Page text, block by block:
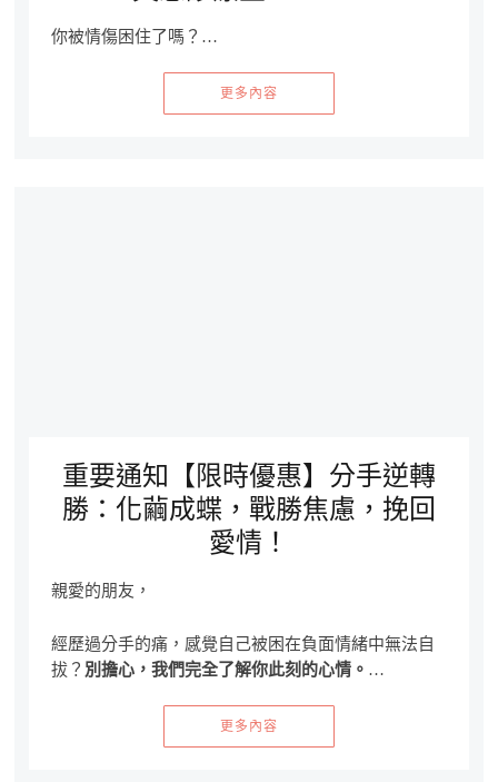
你被情傷困住了嗎？…
更多內容
重要通知【限時優惠】分手逆轉
勝：化繭成蝶，戰勝焦慮，挽回
愛情！
親愛的朋友，
經歷過分手的痛，感覺自己被困在負面情緒中無法自
拔？ 別擔心，我們完全了解你此刻的心情。 …
更多內容